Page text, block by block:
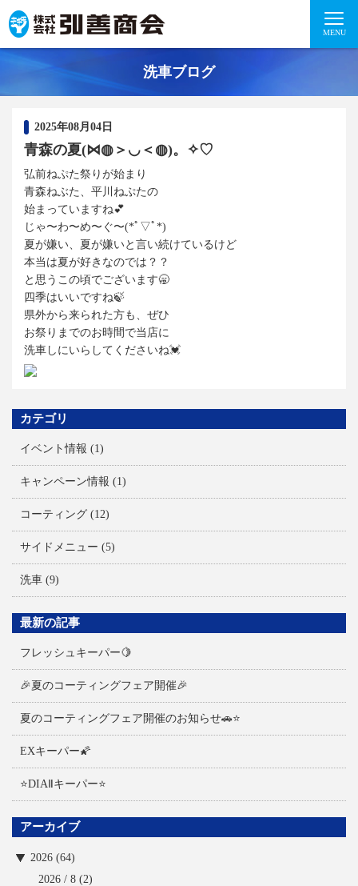
MENU
洗車ブログ
2025年08月04日
青森の夏(⋈◍＞◡＜◍)。✧♡
弘前ねぷた祭りが始まり
青森ねぶた、平川ねぷたの
始まっていますね💕
じゃ〜わ〜め〜ぐ〜(*ﾟ▽ﾟ*)
夏が嫌い、夏が嫌いと言い続けているけど
本当は夏が好きなのでは？？
と思うこの頃でございます🥱
四季はいいですね🍃
県外から来られた方も、ぜひ
お祭りまでのお時間で当店に
洗車しにいらしてくださいね💓
カテゴリ
イベント情報 (1)
キャンペーン情報 (1)
コーティング (12)
サイドメニュー (5)
洗車 (9)
最新の記事
フレッシュキーパー🍋
🎉夏のコーティングフェア開催🎉
夏のコーティングフェア開催のお知らせ🚗⭐
EXキーパー🌠
⭐DIAⅡキーパー⭐
アーカイブ
2026 (64)
2026 / 8 (2)